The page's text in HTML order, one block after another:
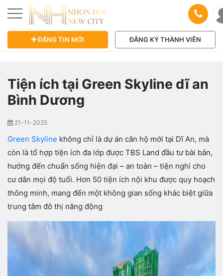
ĐĂNG TIN MỚI ĐĂNG KÝ THÀNH VIÊN
Tiện ích tại Green Skyline dĩ an
Bình Dương
21-11-2025
Green Skyline không chỉ là dự án căn hộ mới tại Dĩ An, mà
còn là tổ hợp tiện ích đa lớp được TBS Land đầu tư bài bản,
hướng đến chuẩn sống hiện đại – an toàn – tiện nghi cho
cư dân mọi độ tuổi. Hơn 50 tiện ích nội khu được quy hoạch
thông minh, mang đến một không gian sống khác biệt giữa
trung tâm đô thị năng động